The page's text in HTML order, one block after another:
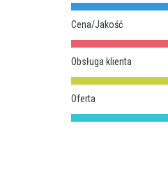
Cena/Jakość
Obsługa klienta
Oferta